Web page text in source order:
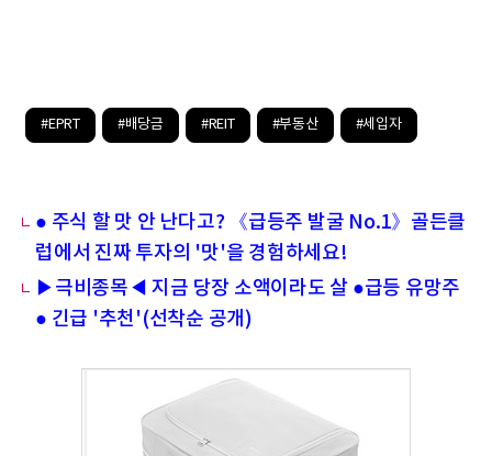
#EPRT #배당금 #REIT #부동산 #세입자
● 주식 할 맛 안 난다고? 《급등주 발굴 No.1》골든클
럽에서 진짜 투자의 '맛'을 경험하세요!
▶극비종목◀ 지금 당장 소액이라도 살 ●급등 유망주
● 긴급 '추천'(선착순 공개)